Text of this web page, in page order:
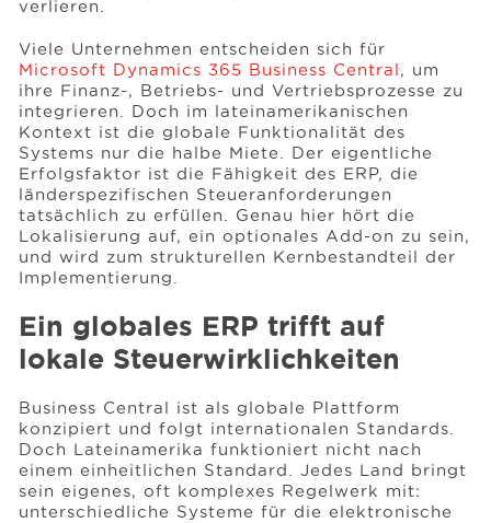
verlieren.
Viele Unternehmen entscheiden sich für
Microsoft Dynamics 365 Business Central, um
ihre Finanz-, Betriebs- und Vertriebsprozesse zu
integrieren. Doch im lateinamerikanischen
Kontext ist die globale Funktionalität des
Systems nur die halbe Miete. Der eigentliche
Erfolgsfaktor ist die Fähigkeit des ERP, die
länderspezifischen Steueranforderungen
tatsächlich zu erfüllen. Genau hier hört die
Lokalisierung auf, ein optionales Add-on zu sein,
und wird zum strukturellen Kernbestandteil der
Implementierung.
Ein globales ERP trifft auf
lokale Steuerwirklichkeiten
Business Central ist als globale Plattform
konzipiert und folgt internationalen Standards.
Doch Lateinamerika funktioniert nicht nach
einem einheitlichen Standard. Jedes Land bringt
sein eigenes, oft komplexes Regelwerk mit:
unterschiedliche Systeme für die elektronische
Karriere
Über uns